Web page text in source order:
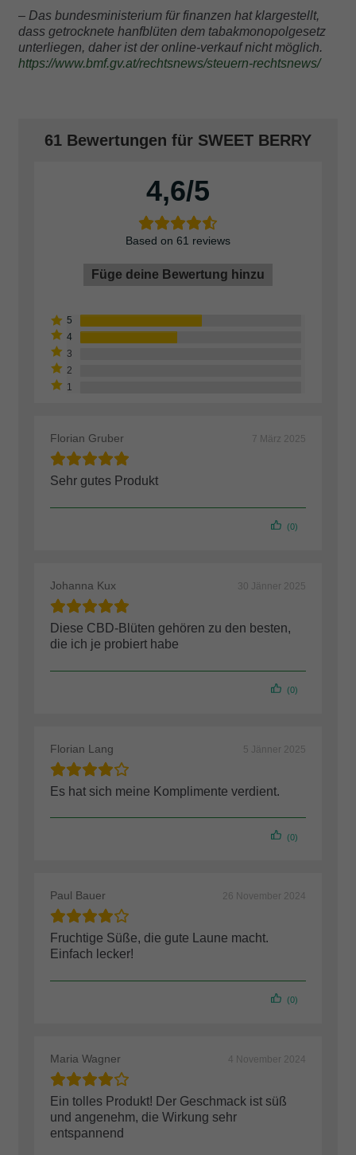
– Das bundesministerium für finanzen hat klargestellt,
dass getrocknete hanfblüten dem tabakmonopolgesetz
unterliegen, daher ist der online-verkauf nicht möglich.
https://www.bmf.gv.at/rechtsnews/steuern-rechtsnews/
61 Bewertungen für SWEET BERRY
4,6
Based on 61 reviews
Füge deine Bewertung hinzu
Florian Gruber 7 März 2025
Sehr gutes Produkt
(0)
Johanna Kux 30 Jänner 2025
Diese CBD-Blüten gehören zu den besten,
die ich je probiert habe
(0)
Florian Lang 5 Jänner 2025
Es hat sich meine Komplimente verdient.
(0)
Paul Bauer 26 November 2024
Fruchtige Süße, die gute Laune macht.
Einfach lecker!
(0)
Maria Wagner 4 November 2024
Ein tolles Produkt! Der Geschmack ist süß
und angenehm, die Wirkung sehr
entspannend